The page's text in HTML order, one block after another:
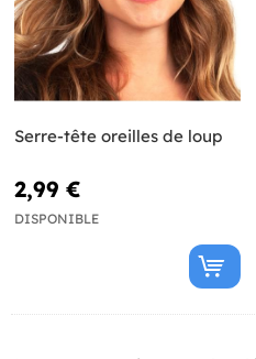
Serre-tête oreilles de loup
2,99 €
DISPONIBLE